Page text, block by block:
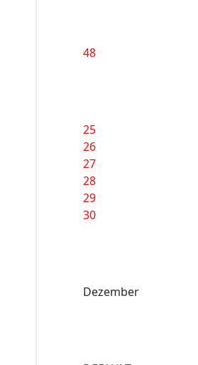
48
25
26
27
28
29
30
Dezember